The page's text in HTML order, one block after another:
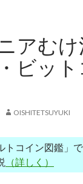
アむ
ビッ
OISHITETSUYUKI
トコイン図鑑」
（詳しく）